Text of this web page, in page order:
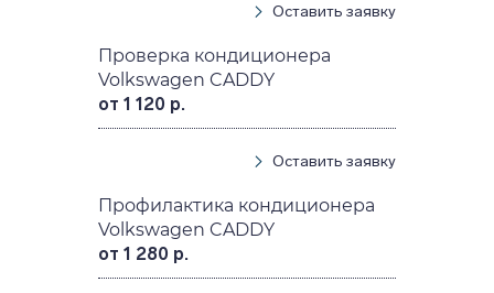
Оставить заявку
Проверка кондиционера
Volkswagen CADDY
от 1 120 р.
Оставить заявку
Профилактика кондиционера
Volkswagen CADDY
от 1 280 р.